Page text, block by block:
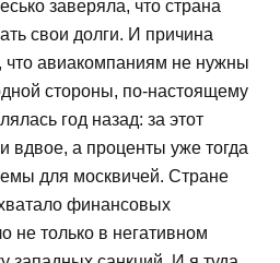
заверяла, что страна
свои долги. И причина
что авиакомпаниям не нужны
стороны, по-настоящему
год назад: за этот
вдвое, а проценты уже тогда
для москвичей. Стране
финансовых
не только в негативном